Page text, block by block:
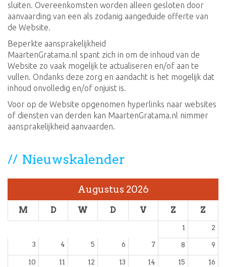
sluiten. Overeenkomsten worden alleen gesloten door
aanvaarding van een als zodanig aangeduide offerte van
de Website.
Beperkte aansprakelijkheid
MaartenGratama.nl spant zich in om de inhoud van de
Website zo vaak mogelijk te actualiseren en/of aan te
vullen. Ondanks deze zorg en aandacht is het mogelijk dat
inhoud onvolledig en/of onjuist is.
Voor op de Website opgenomen hyperlinks naar websites
of diensten van derden kan MaartenGratama.nl nimmer
aansprakelijkheid aanvaarden.
Nieuwskalender
Augustus 2026
M D W D V Z Z
1 2
3 4 5 6 7 8 9
10 11 12 13 14 15 16